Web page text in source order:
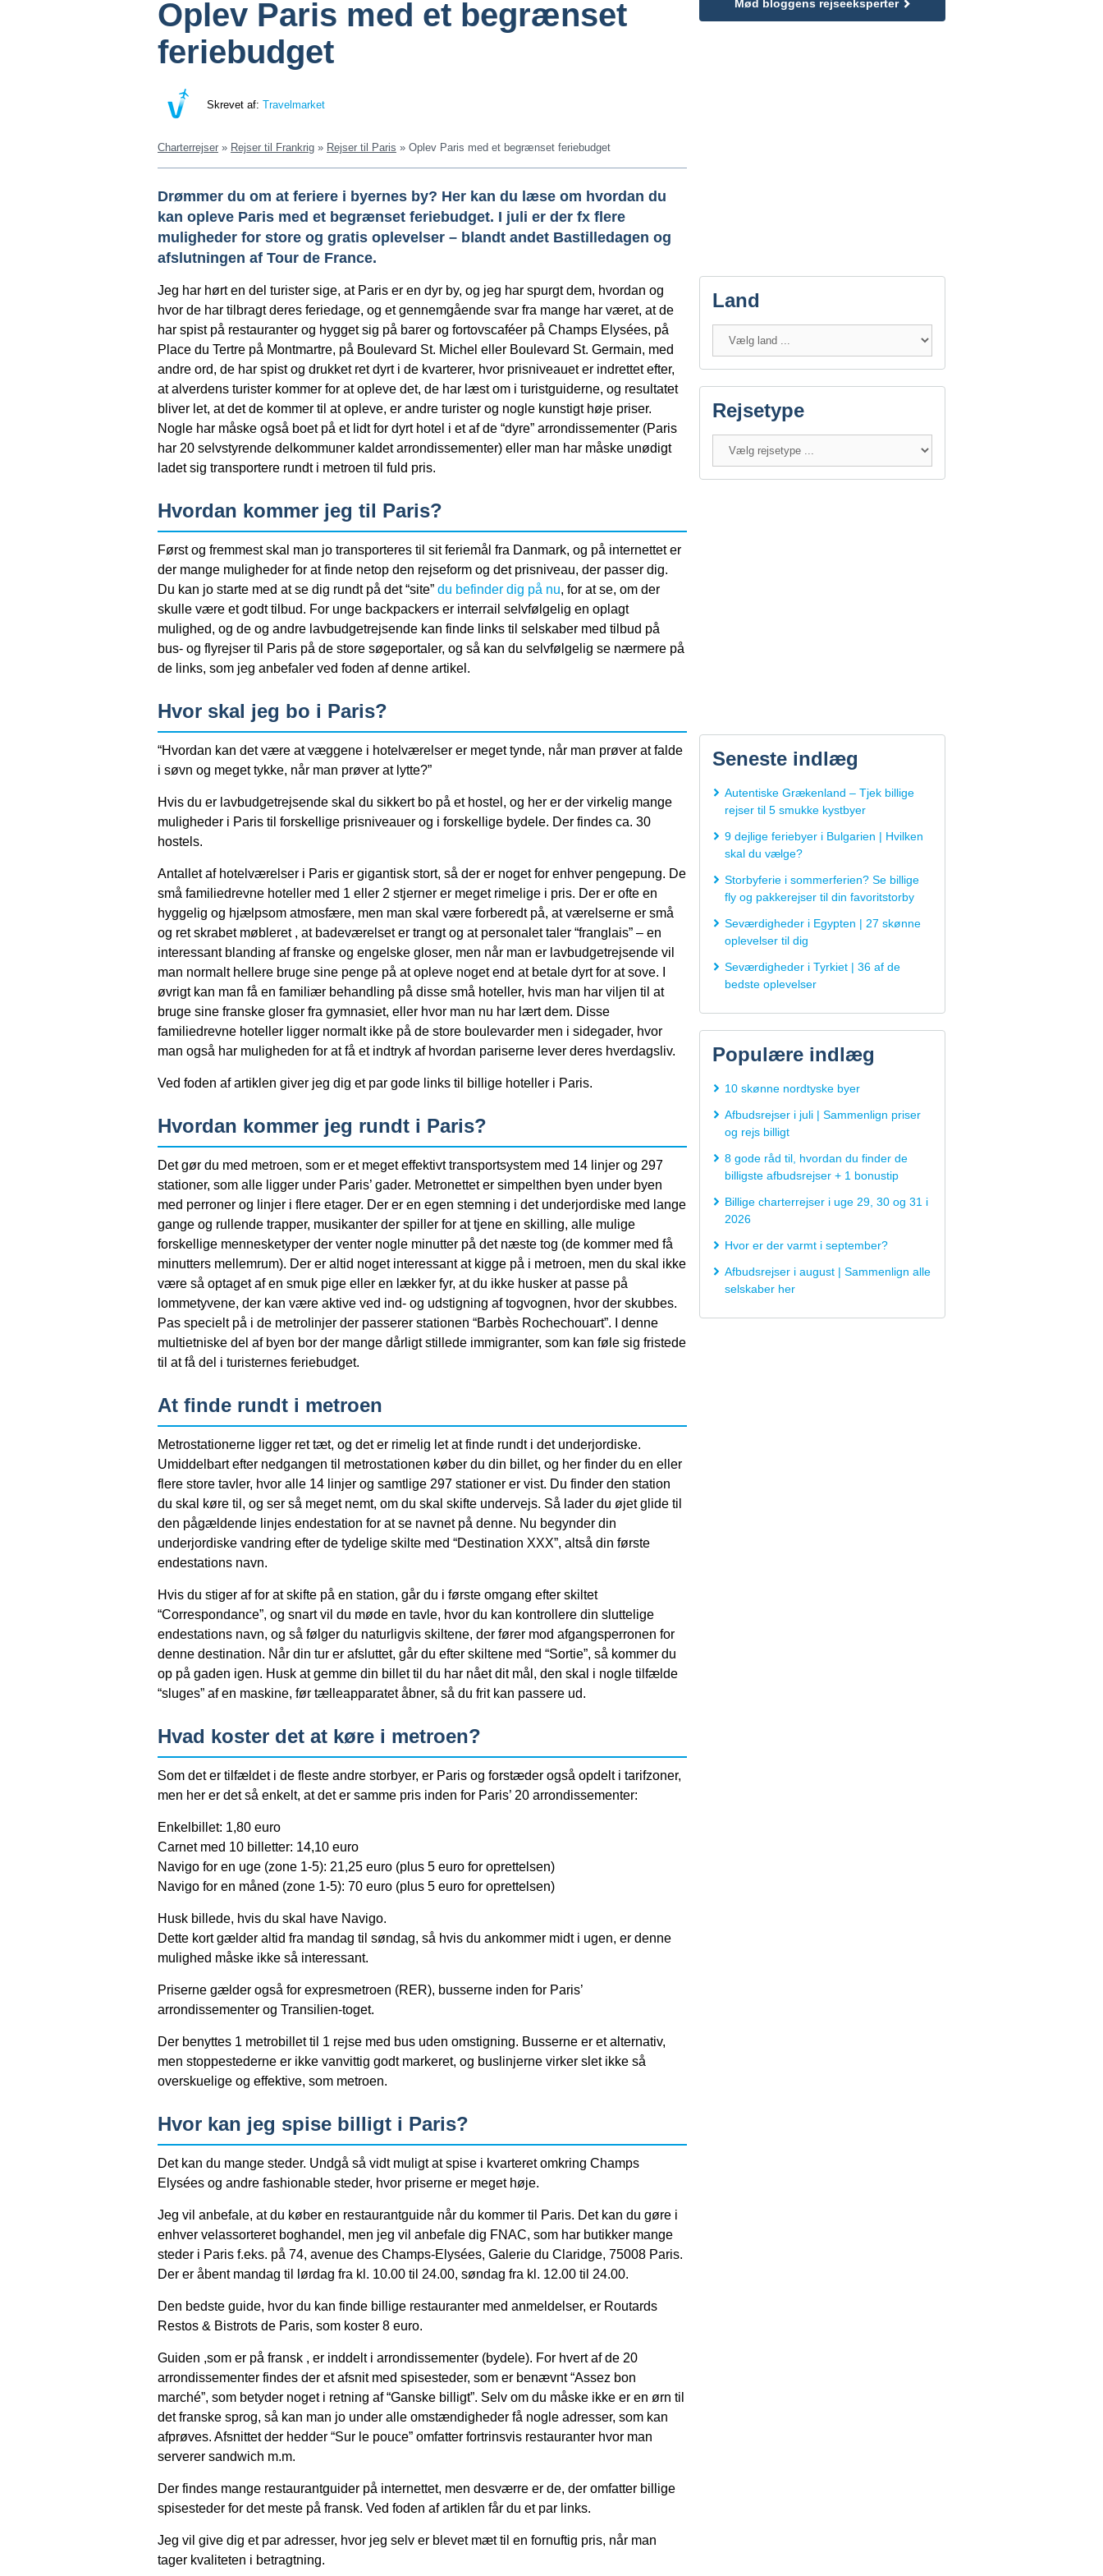
Oplev Paris med et begrænset
feriebudget
Skrevet af: Travelmarket
Charterrejser » Rejser til Frankrig » Rejser til Paris » Oplev Paris med et begrænset feriebudget
Drømmer du om at feriere i byernes by? Her kan du læse om hvordan du
kan opleve Paris med et begrænset feriebudget. I juli er der fx flere
muligheder for store og gratis oplevelser – blandt andet Bastilledagen og
afslutningen af Tour de France.
Jeg har hørt en del turister sige, at Paris er en dyr by, og jeg har spurgt dem, hvordan og
hvor de har tilbragt deres feriedage, og et gennemgående svar fra mange har været, at de
har spist på restauranter og hygget sig på barer og fortovscaféer på Champs Elysées, på
Place du Tertre på Montmartre, på Boulevard St. Michel eller Boulevard St. Germain, med
andre ord, de har spist og drukket ret dyrt i de kvarterer, hvor prisniveauet er indrettet efter,
at alverdens turister kommer for at opleve det, de har læst om i turistguiderne, og resultatet
bliver let, at det de kommer til at opleve, er andre turister og nogle kunstigt høje priser.
Nogle har måske også boet på et lidt for dyrt hotel i et af de “dyre” arrondissementer (Paris
har 20 selvstyrende delkommuner kaldet arrondissementer) eller man har måske unødigt
ladet sig transportere rundt i metroen til fuld pris.
Hvordan kommer jeg til Paris?
Først og fremmest skal man jo transporteres til sit feriemål fra Danmark, og på internettet er
der mange muligheder for at finde netop den rejseform og det prisniveau, der passer dig.
Du kan jo starte med at se dig rundt på det “site” du befinder dig på nu, for at se, om der
skulle være et godt tilbud. For unge backpackers er interrail selvfølgelig en oplagt
mulighed, og de og andre lavbudgetrejsende kan finde links til selskaber med tilbud på
bus- og flyrejser til Paris på de store søgeportaler, og så kan du selvfølgelig se nærmere på
de links, som jeg anbefaler ved foden af denne artikel.
Hvor skal jeg bo i Paris?
“Hvordan kan det være at væggene i hotelværelser er meget tynde, når man prøver at falde
i søvn og meget tykke, når man prøver at lytte?”
Hvis du er lavbudgetrejsende skal du sikkert bo på et hostel, og her er der virkelig mange
muligheder i Paris til forskellige prisniveauer og i forskellige bydele. Der findes ca. 30
hostels.
Antallet af hotelværelser i Paris er gigantisk stort, så der er noget for enhver pengepung. De
små familiedrevne hoteller med 1 eller 2 stjerner er meget rimelige i pris. Der er ofte en
hyggelig og hjælpsom atmosfære, men man skal være forberedt på, at værelserne er små
og ret skrabet møbleret , at badeværelset er trangt og at personalet taler “franglais” – en
interessant blanding af franske og engelske gloser, men når man er lavbudgetrejsende vil
man normalt hellere bruge sine penge på at opleve noget end at betale dyrt for at sove. I
øvrigt kan man få en familiær behandling på disse små hoteller, hvis man har viljen til at
bruge sine franske gloser fra gymnasiet, eller hvor man nu har lært dem. Disse
familiedrevne hoteller ligger normalt ikke på de store boulevarder men i sidegader, hvor
man også har muligheden for at få et indtryk af hvordan pariserne lever deres hverdagsliv.
Ved foden af artiklen giver jeg dig et par gode links til billige hoteller i Paris.
Hvordan kommer jeg rundt i Paris?
Det gør du med metroen, som er et meget effektivt transportsystem med 14 linjer og 297
stationer, som alle ligger under Paris’ gader. Metronettet er simpelthen byen under byen
med perroner og linjer i flere etager. Der er en egen stemning i det underjordiske med lange
gange og rullende trapper, musikanter der spiller for at tjene en skilling, alle mulige
forskellige mennesketyper der venter nogle minutter på det næste tog (de kommer med få
minutters mellemrum). Der er altid noget interessant at kigge på i metroen, men du skal ikke
være så optaget af en smuk pige eller en lækker fyr, at du ikke husker at passe på
lommetyvene, der kan være aktive ved ind- og udstigning af togvognen, hvor der skubbes.
Pas specielt på i de metrolinjer der passerer stationen “Barbès Rochechouart”. I denne
multietniske del af byen bor der mange dårligt stillede immigranter, som kan føle sig fristede
til at få del i turisternes feriebudget.
At finde rundt i metroen
Metrostationerne ligger ret tæt, og det er rimelig let at finde rundt i det underjordiske.
Umiddelbart efter nedgangen til metrostationen køber du din billet, og her finder du en eller
flere store tavler, hvor alle 14 linjer og samtlige 297 stationer er vist. Du finder den station
du skal køre til, og ser så meget nemt, om du skal skifte undervejs. Så lader du øjet glide til
den pågældende linjes endestation for at se navnet på denne. Nu begynder din
underjordiske vandring efter de tydelige skilte med “Destination XXX”, altså din første
endestations navn.
Hvis du stiger af for at skifte på en station, går du i første omgang efter skiltet
“Correspondance”, og snart vil du møde en tavle, hvor du kan kontrollere din sluttelige
endestations navn, og så følger du naturligvis skiltene, der fører mod afgangsperronen for
denne destination. Når din tur er afsluttet, går du efter skiltene med “Sortie”, så kommer du
op på gaden igen. Husk at gemme din billet til du har nået dit mål, den skal i nogle tilfælde
“sluges” af en maskine, før tælleapparatet åbner, så du frit kan passere ud.
Hvad koster det at køre i metroen?
Som det er tilfældet i de fleste andre storbyer, er Paris og forstæder også opdelt i tarifzoner,
men her er det så enkelt, at det er samme pris inden for Paris’ 20 arrondissementer:
Enkelbillet: 1,80 euro
Carnet med 10 billetter: 14,10 euro
Navigo for en uge (zone 1-5): 21,25 euro (plus 5 euro for oprettelsen)
Navigo for en måned (zone 1-5): 70 euro (plus 5 euro for oprettelsen)
Husk billede, hvis du skal have Navigo.
Dette kort gælder altid fra mandag til søndag, så hvis du ankommer midt i ugen, er denne
mulighed måske ikke så interessant.
Priserne gælder også for expresmetroen (RER), busserne inden for Paris’
arrondissementer og Transilien-toget.
Der benyttes 1 metrobillet til 1 rejse med bus uden omstigning. Busserne er et alternativ,
men stoppestederne er ikke vanvittig godt markeret, og buslinjerne virker slet ikke så
overskuelige og effektive, som metroen.
Hvor kan jeg spise billigt i Paris?
Det kan du mange steder. Undgå så vidt muligt at spise i kvarteret omkring Champs
Elysées og andre fashionable steder, hvor priserne er meget høje.
Jeg vil anbefale, at du køber en restaurantguide når du kommer til Paris. Det kan du gøre i
enhver velassorteret boghandel, men jeg vil anbefale dig FNAC, som har butikker mange
steder i Paris f.eks. på 74, avenue des Champs-Elysées, Galerie du Claridge, 75008 Paris.
Der er åbent mandag til lørdag fra kl. 10.00 til 24.00, søndag fra kl. 12.00 til 24.00.
Den bedste guide, hvor du kan finde billige restauranter med anmeldelser, er Routards
Restos & Bistrots de Paris, som koster 8 euro.
Guiden ,som er på fransk , er inddelt i arrondissementer (bydele). For hvert af de 20
arrondissementer findes der et afsnit med spisesteder, som er benævnt “Assez bon
marché”, som betyder noget i retning af “Ganske billigt”. Selv om du måske ikke er en ørn til
det franske sprog, så kan man jo under alle omstændigheder få nogle adresser, som kan
afprøves. Afsnittet der hedder “Sur le pouce” omfatter fortrinsvis restauranter hvor man
serverer sandwich m.m.
Der findes mange restaurantguider på internettet, men desværre er de, der omfatter billige
spisesteder for det meste på fransk. Ved foden af artiklen får du et par links.
Jeg vil give dig et par adresser, hvor jeg selv er blevet mæt til en fornuftig pris, når man
tager kvaliteten i betragtning.
Mød bloggens rejseeksperter
Land
Rejsetype
Seneste indlæg
Autentiske Grækenland – Tjek billige
rejser til 5 smukke kystbyer
9 dejlige feriebyer i Bulgarien | Hvilken
skal du vælge?
Storbyferie i sommerferien? Se billige
fly og pakkerejser til din favoritstorby
Seværdigheder i Egypten | 27 skønne
oplevelser til dig
Seværdigheder i Tyrkiet | 36 af de
bedste oplevelser
Populære indlæg
10 skønne nordtyske byer
Afbudsrejser i juli | Sammenlign priser
og rejs billigt
8 gode råd til, hvordan du finder de
billigste afbudsrejser + 1 bonustip
Billige charterrejser i uge 29, 30 og 31 i
2026
Hvor er der varmt i september?
Afbudsrejser i august | Sammenlign alle
selskaber her